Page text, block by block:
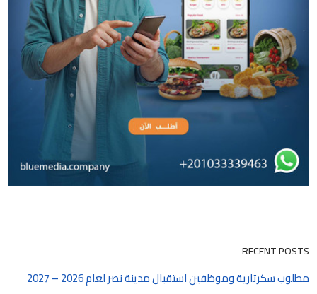
RECENT POSTS
مطلوب سكرتارية وموظفين استقبال مدينة نصر لعام 2026 – 2027